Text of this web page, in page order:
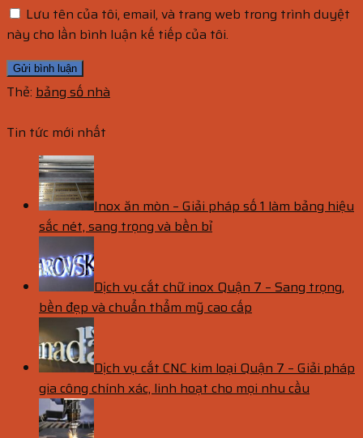
Lưu tên của tôi, email, và trang web trong trình duyệt
này cho lần bình luận kế tiếp của tôi.
Thẻ: bảng số nhà
Tin tức mới nhất
Inox ăn mòn – Giải pháp số 1 làm bảng hiệu
sắc nét, sang trọng và bền bỉ
Dịch vụ cắt chữ inox Quận 7 – Sang trọng,
bền đẹp và chuẩn thẩm mỹ cao cấp
Dịch vụ cắt CNC kim loại Quận 7 – Giải pháp
gia công chính xác, linh hoạt cho mọi nhu cầu